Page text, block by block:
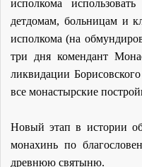
исполкома
детдомам, больницам и
исполкома (на
три дня комендант
ликвидации
все монастырские
Новый этап в истории
монахинь по
древнюю святыню.